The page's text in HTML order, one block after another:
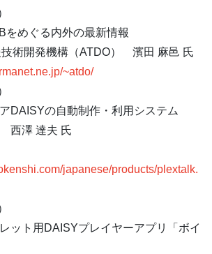
めぐる内外の最新情報
開発機構（ATDO） 濱田 麻邑 氏
~atdo/
の自動制作・利用システム
澤 達夫 氏
japanese/products/plextalk.
ト用DAISYプレイヤーアプリ「ボイ